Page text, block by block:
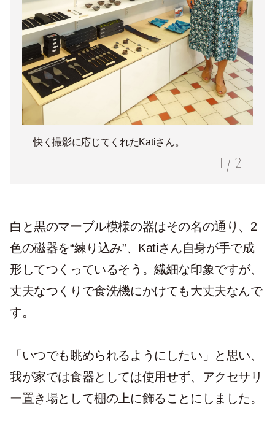
快く撮影に応じてくれたKatiさん。
1 / 2
白と黒のマーブル模様の器はその名の通り、2
色の磁器を“練り込み”、Katiさん自身が手で成
形してつくっているそう。繊細な印象ですが、
丈夫なつくりで食洗機にかけても大丈夫なんで
す。
「いつでも眺められるようにしたい」と思い、
我が家では食器としては使用せず、アクセサリ
ー置き場として棚の上に飾ることにしました。